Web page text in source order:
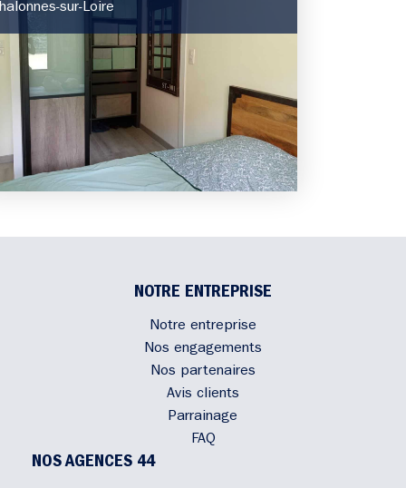
sur-Loire
NOTRE ENTREPRISE
Notre entreprise
Nos engagements
Nos partenaires
Avis clients
Parrainage
FAQ
NOS AGENCES 44